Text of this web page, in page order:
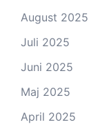
August 2025
Juli 2025
Juni 2025
Maj 2025
April 2025